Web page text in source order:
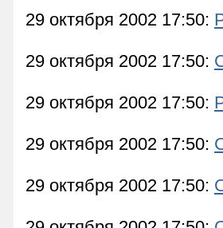
29 октября 2002 17:50:
29 октября 2002 17:50:
29 октября 2002 17:50:
29 октября 2002 17:50:
29 октября 2002 17:50: